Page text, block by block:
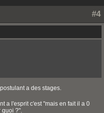
#4
a des stages.
a l'esprit c'est "mais en fait il a 0
quoi ?".